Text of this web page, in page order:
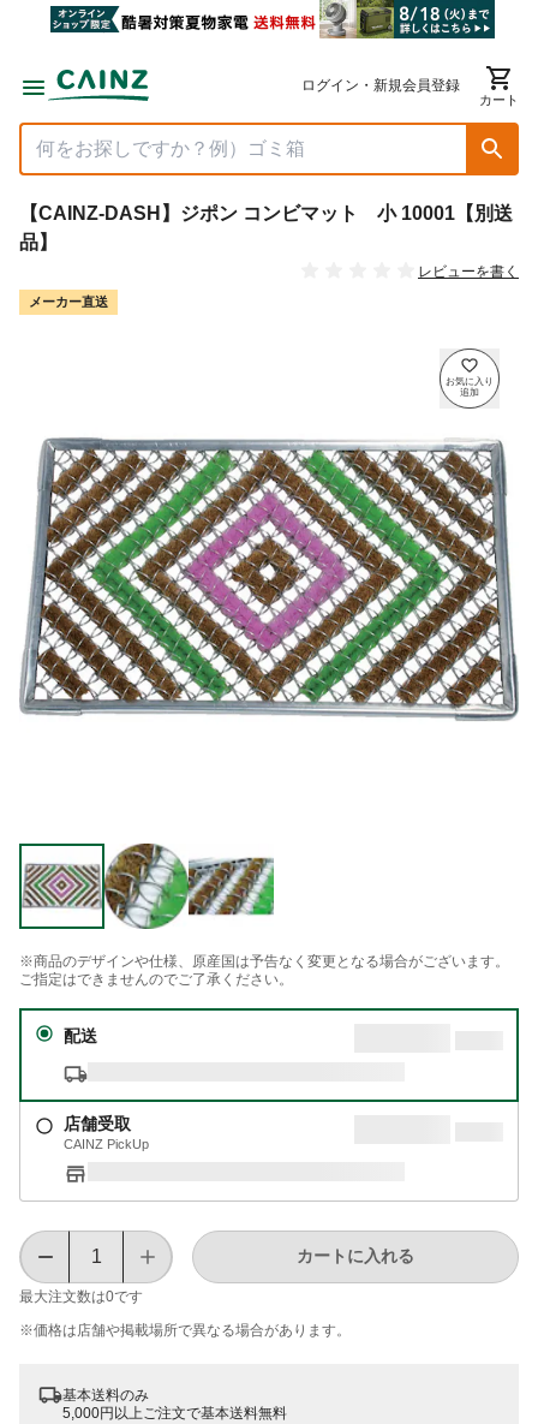
ログイン・新規会員登録
カート
【CAINZ-DASH】ジポン コンビマット 小 10001【別送
品】
レビューを書く
メーカー直送
※商品のデザインや仕様、原産国は予告なく変更となる場合がございます。
ご指定はできませんのでご了承ください。
配送
店舗受取
CAINZ PickUp
最大注文数は0です
カートに入れる
※価格は​店舗や​掲載場所で​異なる​場合が​あります。
基本送料のみ
5,000円以上ご注文で基本送料無料